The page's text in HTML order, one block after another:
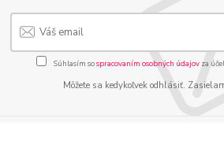
Súhlasím sospracovaním osobných údajov za
Môžete sa kedykoľvek odhlásiť.